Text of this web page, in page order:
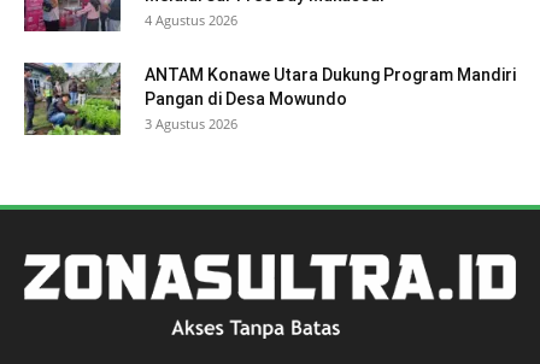
4 Agustus 2026
ANTAM Konawe Utara Dukung Program Mandiri
Pangan di Desa Mowundo
3 Agustus 2026